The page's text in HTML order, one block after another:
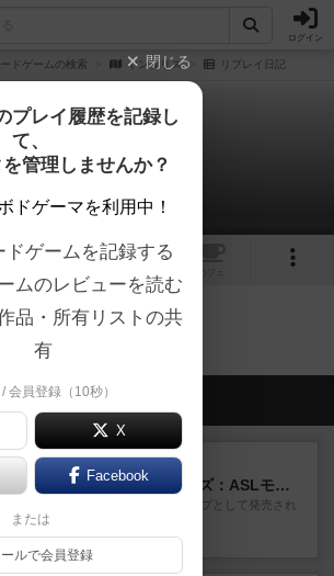
ログイン
ドゲームの検索 ヤンタリス リプレイ日記
ヤンタリス
0件のリプレイ日記
ヤンタリスのトップに戻る
会員の新しい投稿
ドゥームド・バタリオンズ：ASLモジュール11
『Squad Leader』用の追加マップとして発売され
たマップの#9...
23分前by Chaco
閉じる
プレイ履歴を記録し
て、
管理しませんか？
ドゲーマを利用中！
ドゲームを記録する
ムのレビューを読む
品・所有リストの共
有
会員登録（10秒）
X
Facebook
または
ールで会員登録